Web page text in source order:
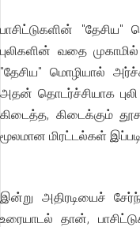
பாசிட்டுகளின்
புலிகளின் வதை
"தேசிய" மொழியால்
அதன் தொடர்ச்சியாக புலி
கிடைத்த, கிடைக்கும்
மூலமான மிரட்டல்கள்
இன்று அதிரடியைச்
உரையாடல் தான்,